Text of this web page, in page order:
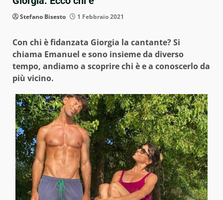
Stefano Bisesto 1 Febbraio 2021
Con chi è fidanzata Giorgia la cantante? Si
chiama Emanuel e sono insieme da diverso
tempo, andiamo a scoprire chi è e a conoscerlo da
più vicino.